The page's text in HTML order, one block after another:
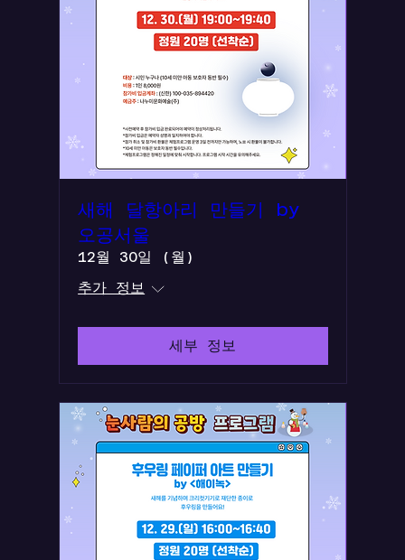
새해 달항아리 만들기 by
오공서울
12월 30일 (월)
추가 정보
세부 정보